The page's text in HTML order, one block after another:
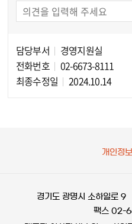
담당부서
경영지원실
전화번호
02-6673-8111
최종수정일
2024.10.14
개인정
경기도 광명시 소하일로 9
팩스 02-